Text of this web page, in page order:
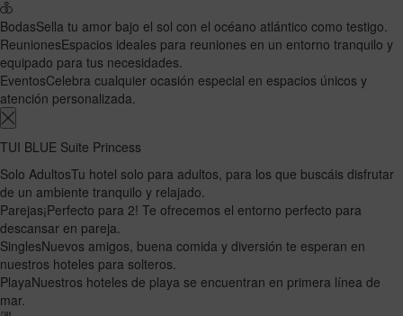
BodasSella tu amor bajo el sol con el océano atlántico como testigo.
ReunionesEspacios ideales para reuniones en un entorno tranquilo y
equipado para tus necesidades.
EventosCelebra cualquier ocasión especial en espacios únicos y
atención personalizada.
TUI BLUE Suite Princess
Solo AdultosTu hotel solo para adultos, para los que buscáis disfrutar
de un ambiente tranquilo y relajado.
Parejas¡Perfecto para 2! Te ofrecemos el entorno perfecto para
descansar en pareja.
SinglesNuevos amigos, buena comida y diversión te esperan en
nuestros hoteles para solteros.
PlayaNuestros hoteles de playa se encuentran en primera línea de
mar.